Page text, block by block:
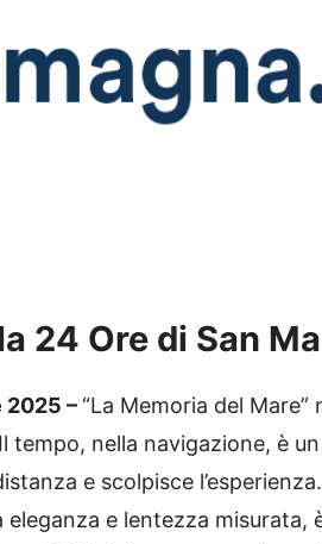
24 Ore di San
2025 –“La Memoria del
tempo, nella navigazione, è
e scolpisce
e lentezza misurata,